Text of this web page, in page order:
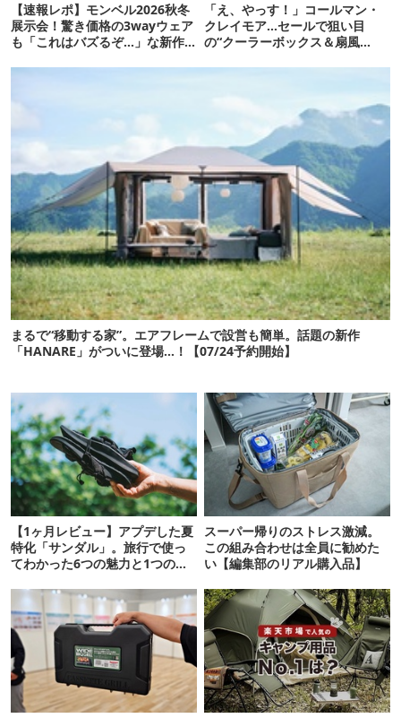
【速報レポ】モンベル2026秋冬
展示会！驚き価格の3wayウェア
も「これはバズるぞ…」な新作
「え、やっす！」コールマン・
クレイモア…セールで狙い目
の“クーラーボックス＆扇風
まるで“移動する家”。エアフレームで設営も簡単。話題の新作
「HANARE」がついに登場…！【07/24予約開始】
【1ヶ月レビュー】アプデした夏
特化「サンダル」。旅行で使っ
てわかった6つの魅力と1つの注
スーパー帰りのストレス激減。
この組み合わせは全員に勧めた
い【編集部のリアル購入品】